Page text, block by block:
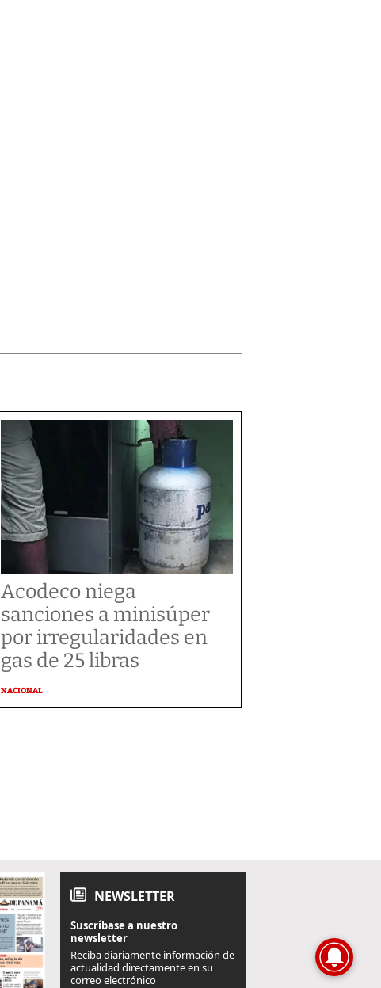
Acodeco niega
sanciones a minisúper
por irregularidades en
gas de 25 libras
NACIONAL
NEWSLETTER
Suscríbase a nuestro
newsletter
Reciba diariamente información de
actualidad directamente en su
correo electrónico